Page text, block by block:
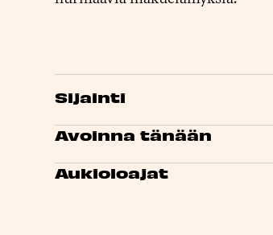
Sijainti
Avoinna tänään
Aukioloajat